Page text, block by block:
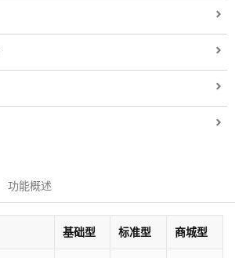
功能概述
基础型 标准型 商城型